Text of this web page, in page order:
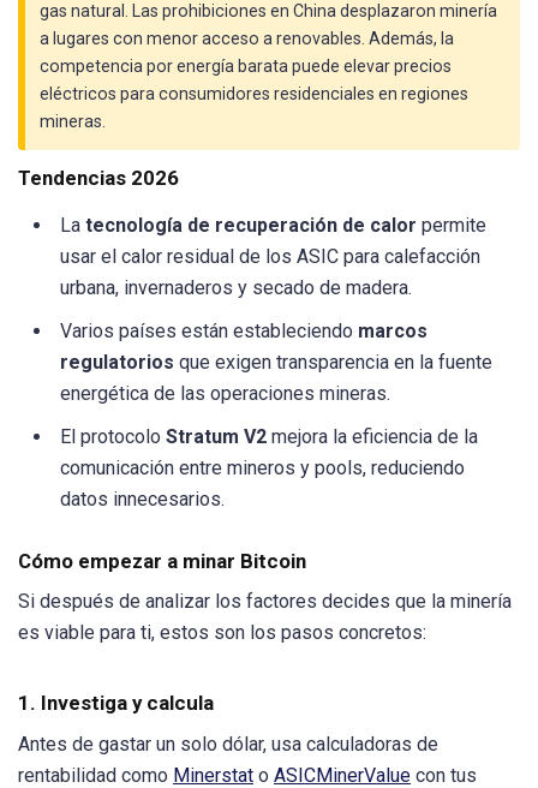
gas natural. Las prohibiciones en China desplazaron minería
a lugares con menor acceso a renovables. Además, la
competencia por energía barata puede elevar precios
eléctricos para consumidores residenciales en regiones
mineras.
Tendencias 2026
La tecnología de recuperación de calor permite
usar el calor residual de los ASIC para calefacción
urbana, invernaderos y secado de madera.
Varios países están estableciendo marcos
regulatorios que exigen transparencia en la fuente
energética de las operaciones mineras.
El protocolo Stratum V2 mejora la eficiencia de la
comunicación entre mineros y pools, reduciendo
datos innecesarios.
Cómo empezar a minar Bitcoin
Si después de analizar los factores decides que la minería
es viable para ti, estos son los pasos concretos:
1. Investiga y calcula
Antes de gastar un solo dólar, usa calculadoras de
rentabilidad como Minerstat o ASICMinerValue con tus